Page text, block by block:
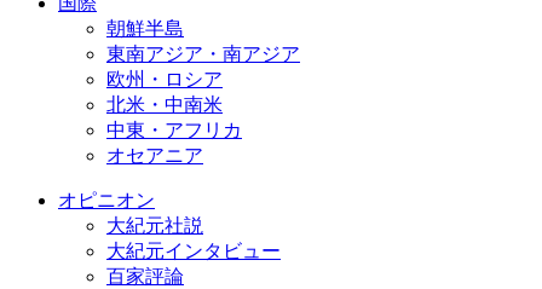
朝鮮半島
東南アジア・南アジア
欧州・ロシア
北米・中南米
中東・アフリカ
オセアニア
オピニオン
大紀元社説
大紀元インタビュー
百家評論